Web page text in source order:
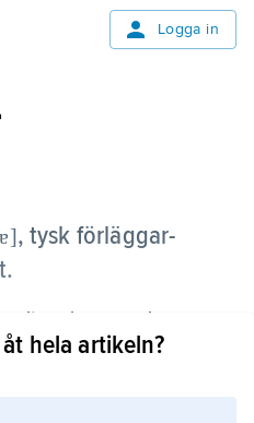
Logga in
,tysk förläggar-
verksamma inom
av 1700-talet.
hela artikeln?